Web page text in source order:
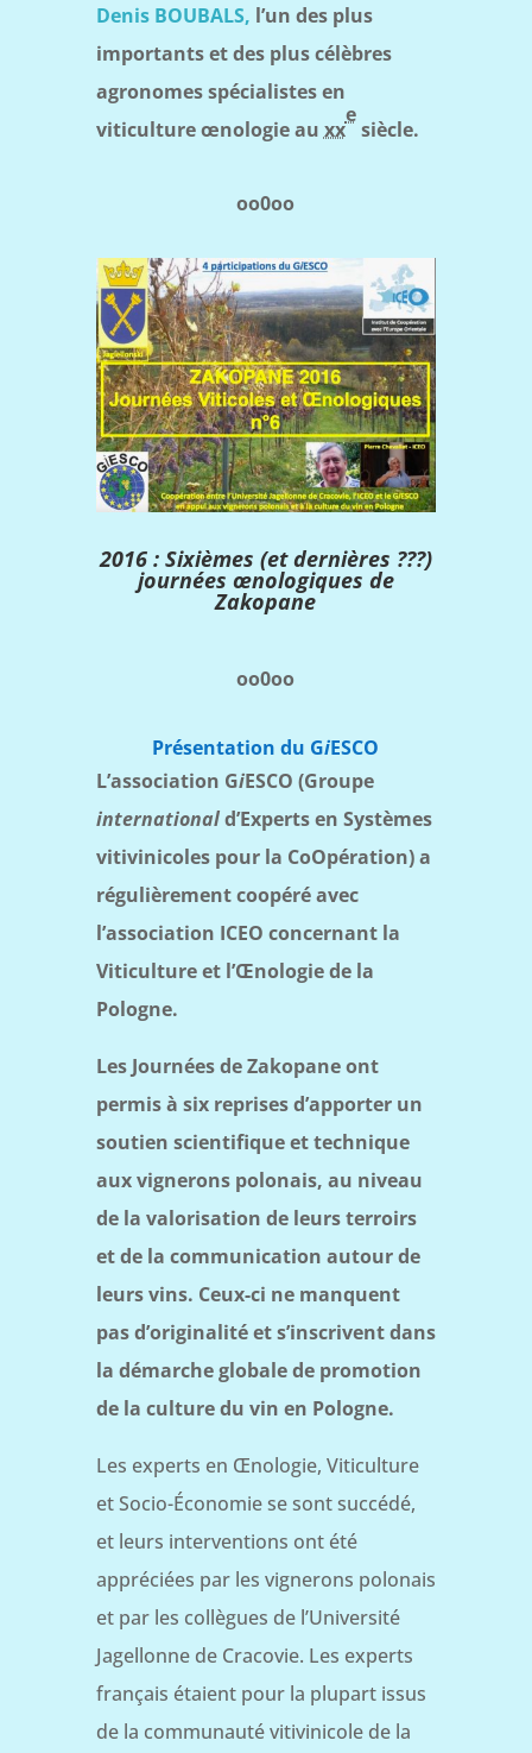
Denis BOUBALS, l’un des plus
importants et des plus célèbres
agronomes spécialistes en
viticulture œnologie au xx
e
siècle.
oo0oo
2016 : Sixièmes (et dernières ???)
journées œnologiques de
Zakopane
oo0oo
Présentation du GiESCO
L’association GiESCO (Groupe
internationald’Experts en Systèmes
vitivinicoles pour la CoOpération) a
régulièrement coopéré avec
l’association ICEO concernant la
Viticulture et l’Œnologie de la
Pologne.
Les Journées de Zakopane ont
permis à six reprises d’apporter un
soutien scientifique et technique
aux vignerons polonais, au niveau
de la valorisation de leurs terroirs
et de la communication autour de
leurs vins. Ceux-ci ne manquent
pas d’originalité et s’inscrivent dans
la démarche globale de promotion
de la culture du vin en Pologne.
Les experts en Œnologie, Viticulture
et Socio-Économie se sont succédé,
et leurs interventions ont été
appréciées par les vignerons polonais
et par les collègues de l’Université
Jagellonne de Cracovie. Les experts
français étaient pour la plupart issus
de la communauté vitivinicole de la